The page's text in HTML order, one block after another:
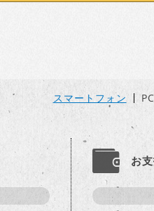
スマートフォン PC
お